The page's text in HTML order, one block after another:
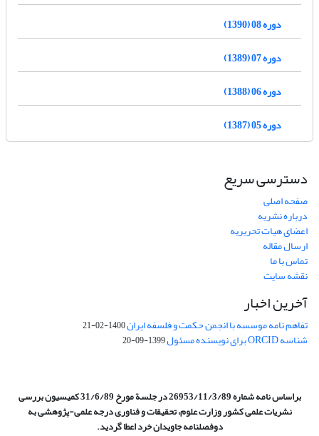
دوره 08 (1390)
دوره 07 (1389)
دوره 06 (1388)
دوره 05 (1387)
دسترسی سریع
صفحه اصلی
درباره نشریه
اعضای هیات تحریریه
ارسال مقاله
تماس با ما
نقشه سایت
آخرین اخبار
تفاهم نامه موسسه با انجمن حکمت و فلسفه ایران1400-02-21
شناسه ORCID برای نویسنده مسئول 1399-09-20
براساس نامه شماره 26953/11/3/89 در جلسة مورخ 31/6/89 کمیسیون
بررسی
نشریات علمی کشور وزارت علوم، تحقیقات و فناوری درجه علمی‌-پژوهشیبه
دوفصلنامه جاویدان خرد اعطا گردید.